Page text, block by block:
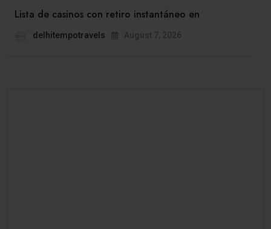
Lista de casinos con retiro instantáneo en
delhitempotravels